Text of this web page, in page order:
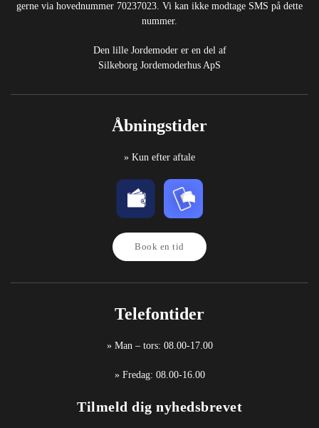
gerne via hovednummer 70237023. Vi kan ikke modtage SMS på dette
nummer.
Den lille Jordemoder er en del af
Silkeborg Jordemoderhus ApS
Åbningstider
» Kun efter aftale
Book en tid
Telefontider
» Man – tors: 08.00-17.00
» Fredag: 08.00-16.00
Tilmeld dig nyhedsbrevet